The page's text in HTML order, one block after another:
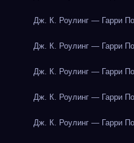
Дж. К. Роулинг — Гарри
Дж. К. Роулинг — Гарри
Дж. К. Роулинг — Гарри
Дж. К. Роулинг — Гарри
Дж. К. Роулинг — Гарри